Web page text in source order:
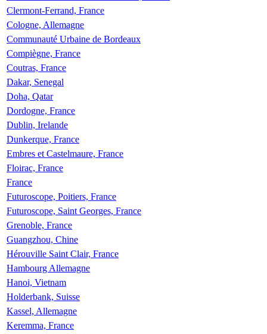
Clermont-Ferrand, France
Cologne, Allemagne
Communauté Urbaine de Bordeaux
Compiègne, France
Coutras, France
Dakar, Senegal
Doha, Qatar
Dordogne, France
Dublin, Irelande
Dunkerque, France
Embres et Castelmaure, France
Floirac, France
France
Futuroscope, Poitiers, France
Futuroscope, Saint Georges, France
Grenoble, France
Guangzhou, Chine
Hérouville Saint Clair, France
Hambourg Allemagne
Hanoi, Vietnam
Holderbank, Suisse
Kassel, Allemagne
Keremma, France